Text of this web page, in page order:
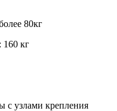
80кг
160 кг
с узлами крепления